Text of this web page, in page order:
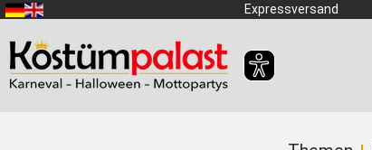
Zum Hauptinhalt springen Expressversand